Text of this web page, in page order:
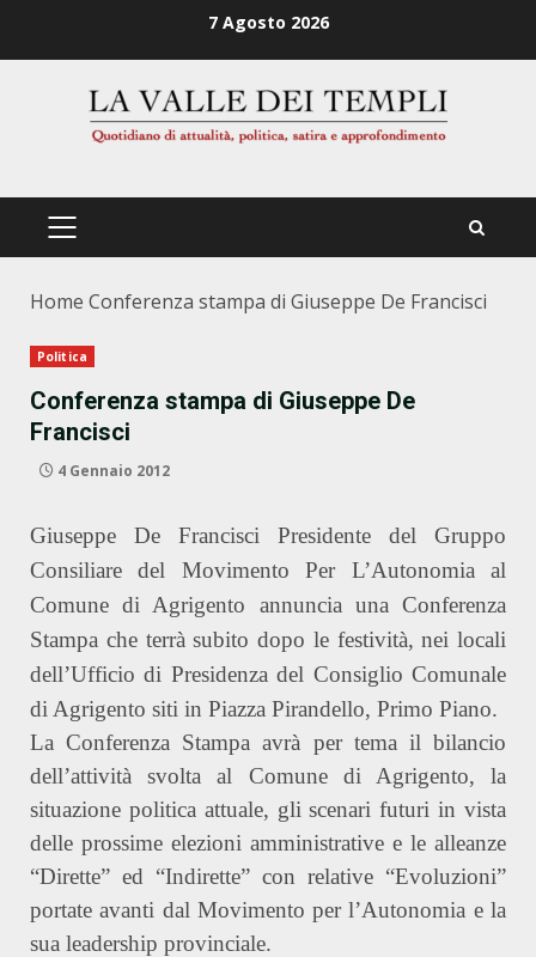
7 Agosto 2026
PRIMÄRES
Home Conferenza stampa di Giuseppe De Francisci
Politica
Conferenza stampa di Giuseppe De
Francisci
4 Gennaio 2012
Giuseppe De Francisci Presidente del Gruppo
Consiliare del Movimento Per L’Autonomia al
Comune di Agrigento annuncia una Conferenza
Stampa che terrà subito dopo le festività, nei locali
dell’Ufficio di Presidenza del Consiglio Comunale
di Agrigento siti in Piazza Pirandello, Primo Piano.
La Conferenza Stampa avrà per tema il bilancio
dell’attività svolta al Comune di Agrigento, la
situazione politica attuale, gli scenari futuri in vista
delle prossime elezioni amministrative e le alleanze
“Dirette” ed “Indirette” con relative “Evoluzioni”
portate avanti dal Movimento per l’Autonomia e la
sua leadership provinciale.